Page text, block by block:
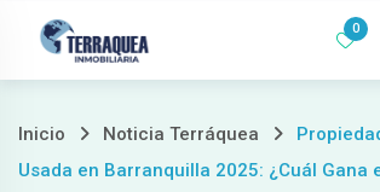
0
Inicio Noticia Terráquea
Usada en Barranquilla 2025: ¿Cuál Gana